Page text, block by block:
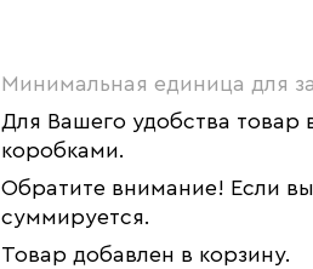
Минимальная единица для
Для Вашего удобства
коробками.
Обратите внимание! Если
суммируется.
Товар добавлен в корзину.